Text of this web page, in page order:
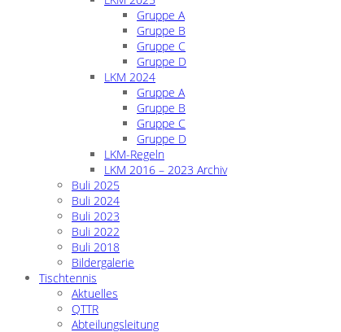
Gruppe A
Gruppe B
Gruppe C
Gruppe D
LKM 2024
Gruppe A
Gruppe B
Gruppe C
Gruppe D
LKM-Regeln
LKM 2016 – 2023 Archiv
Buli 2025
Buli 2024
Buli 2023
Buli 2022
Buli 2018
Bildergalerie
Tischtennis
Aktuelles
QTTR
Abteilungsleitung